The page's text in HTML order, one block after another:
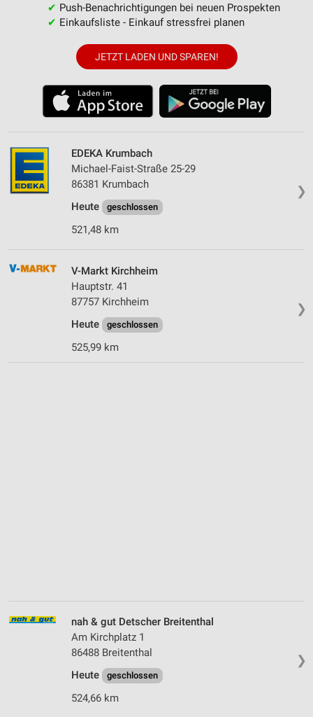
✔ Push-Benachrichtigungen bei neuen Prospekten
✔ Einkaufsliste - Einkauf stressfrei planen
JETZT LADEN UND SPAREN!
❯
EDEKA Krumbach
Michael-Faist-Straße 25-29
86381 Krumbach
Heute
geschlossen
521,48 km
❯
V-Markt Kirchheim
Hauptstr. 41
87757 Kirchheim
Heute
geschlossen
525,99 km
❯
nah & gut Detscher Breitenthal
Am Kirchplatz 1
86488 Breitenthal
Heute
geschlossen
524,66 km